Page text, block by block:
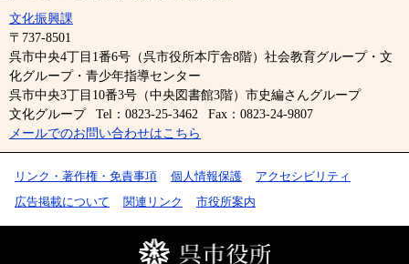
文化振興課
〒737-8501
呉市中央4丁目1番6号（呉市役所本庁舎8階）社会教育グループ・文
化グループ・青少年指導センター
呉市中央3丁目10番3号（中央図書館3階）市史編さんグループ
文化グループ
Tel：0823-25-3462
Fax：0823-24-9807
メールでのお問い合わせはこちら
リンク・著作権・免責事項 個人情報保護
アクセシビリティ
広告掲載について
関連リンク 市役所案内